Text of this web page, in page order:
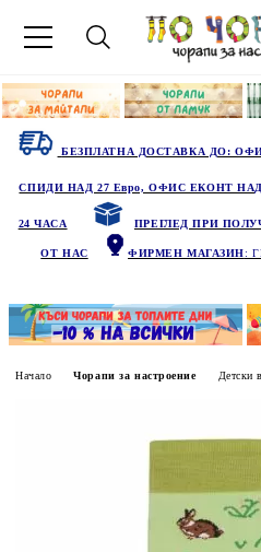
БЕЗПЛАТНА ДОСТАВКА ДО:
СПИДИ НАД 27 Евро, ОФИС ЕКОНТ НАД
24 ЧАСА ПРЕГЛЕД ПРИ
ОТ НАС ФИРМЕН МАГАЗИН:
Начало Чорапи за настроение Детски